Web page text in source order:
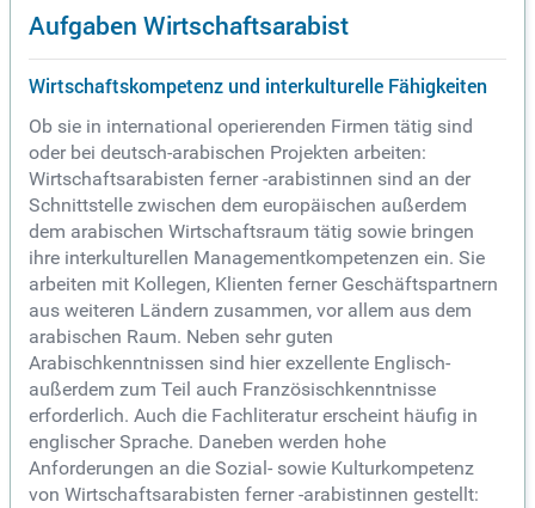
Aufgaben Wirtschaftsarabist
Wirtschaftskompetenz und interkulturelle Fähigkeiten
Ob sie in international operierenden Firmen tätig sind
oder bei deutsch-arabischen Projekten arbeiten:
Wirtschaftsarabisten ferner -arabistinnen sind an der
Schnittstelle zwischen dem europäischen außerdem
dem arabischen Wirtschaftsraum tätig sowie bringen
ihre interkulturellen Managementkompetenzen ein. Sie
arbeiten mit Kollegen, Klienten ferner Geschäftspartnern
aus weiteren Ländern zusammen, vor allem aus dem
arabischen Raum. Neben sehr guten
Arabischkenntnissen sind hier exzellente Englisch-
außerdem zum Teil auch Französischkenntnisse
erforderlich. Auch die Fachliteratur erscheint häufig in
englischer Sprache. Daneben werden hohe
Anforderungen an die Sozial- sowie Kulturkompetenz
von Wirtschaftsarabisten ferner -arabistinnen gestellt: